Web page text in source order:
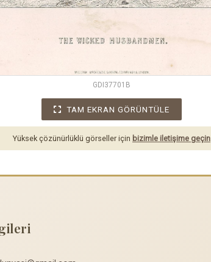
GDI37701B
TAM EKRAN GÖRÜNTÜLE
Yüksek çözünürlüklü görseller için bizimle iletişime geçin